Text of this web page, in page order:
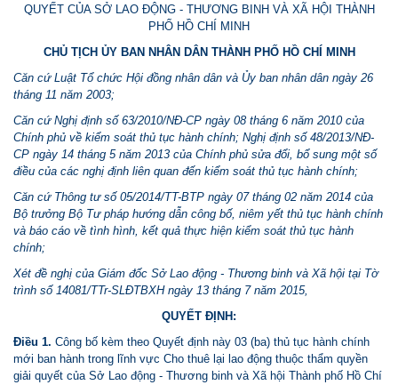
QUYẾT CỦA SỞ LAO ĐỘNG - THƯƠNG BINH VÀ XÃ HỘI THÀNH
PHỐ HỒ CHÍ MINH
CHỦ TỊCH ỦY BAN NHÂN DÂN THÀNH PHỐ HỒ CHÍ MINH
Căn cứ Luật Tổ chức Hội đồng nhân dân và Ủy ban nhân dân ngày 26
tháng 11 năm 2003;
Căn cứ Nghị định số 63/2010/NĐ-CP ngày 08 tháng 6 năm 2010 của
Chính phủ về kiểm soát thủ tục hành chính; Nghị định số 48/2013/NĐ-
CP ngày 14 tháng 5 năm 2013 của Chính phủ sửa đổi, bổ sung một số
điều của các nghị định liên quan đến kiểm soát thủ tục hành chính;
Căn cứ Thông tư số 05/2014/TT-BTP ngày 07 tháng 02 năm 2014 của
Bộ trưởng Bộ Tư pháp hướng dẫn công bố, niêm yết thủ tục hành chính
và báo cáo về tình hình, kết quả thực hiện kiểm soát thủ tục hành
chính;
Xét đề nghị của Giám đốc Sở Lao động - Thương binh và Xã hội tại Tờ
trình số 14081/TTr-SLĐTBXH ngày 13 tháng 7 năm 2015,
QUYẾT ĐỊNH:
Điều 1. Công bố kèm theo Quyết định này 03 (ba) thủ tục hành chính
mới ban hành trong lĩnh vực Cho thuê lại lao động thuộc thẩm quyền
giải quyết của Sở Lao động - Thương binh và Xã hội Thành phố Hồ Chí